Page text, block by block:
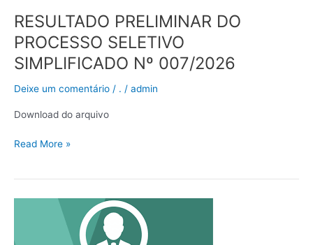
RESULTADO PRELIMINAR DO
PROCESSO SELETIVO
SIMPLIFICADO Nº 007/2026
Deixe um comentário / . / admin
Download do arquivo
Read More »
Convocação